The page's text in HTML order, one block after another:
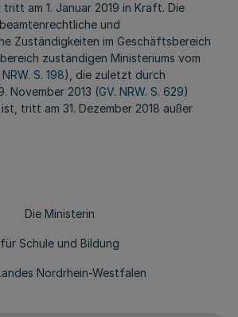
am 1. Januar 2019 in Kraft. Die
und
Zuständigkeiten im Geschäftsbereich
zuständigen Ministeriums vom
NRW. S. 198), die zuletzt durch
November 2013 (GV. NRW. S. 629)
tritt am 31. Dezember 2018 außer
Die Ministerin
für Schule und Bildung
Nordrhein-Westfalen